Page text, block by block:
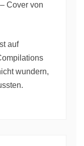
Cover von
auf
wundern,